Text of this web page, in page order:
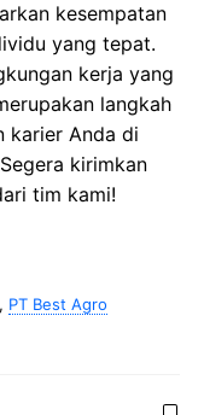
kesempatan
yang tepat.
kerja yang
langkah
karier Anda di
kirimkan
tim kami!
, PT Best Agro